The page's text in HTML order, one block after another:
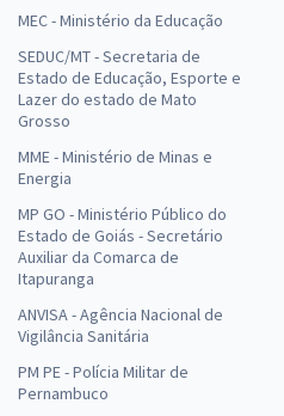
MEC - Ministério da Educação
SEDUC/MT - Secretaria de
Estado de Educação, Esporte e
Lazer do estado de Mato
Grosso
MME - Ministério de Minas e
Energia
MP GO - Ministério Público do
Estado de Goiás - Secretário
Auxiliar da Comarca de
Itapuranga
ANVISA - Agência Nacional de
Vigilância Sanitária
PM PE - Polícia Militar de
Pernambuco